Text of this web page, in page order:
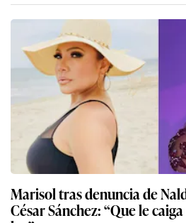
Marisol tras denuncia de
César Sánchez: “Que le